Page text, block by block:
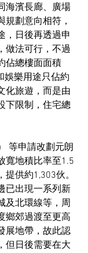
海濱長廊、廣場
規劃意向相符，
，日後再透過申
做法可行，不過
佔總樓面面積
娛樂用途只佔約
化旅遊，而是由
下限制，住宅總
等申請改劃元朗
寬地積比率至1.5
供約1,303伙。
已出現一系列新
及北環線等，周
鄉郊過渡至更高
展地帶，故此認
但日後需要在大